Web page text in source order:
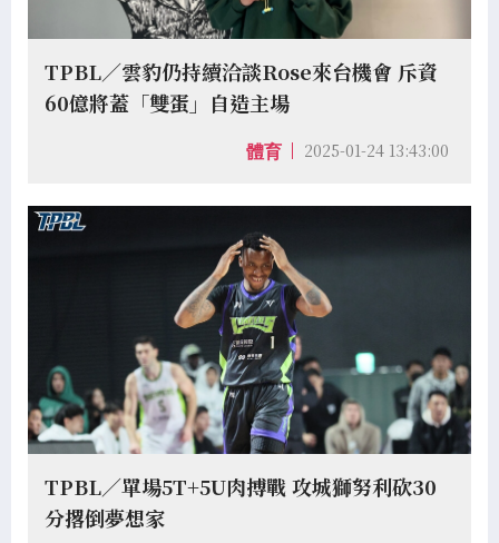
TPBL／雲豹仍持續洽談Rose來台機會 斥資
60億將蓋「雙蛋」自造主場
體育 2025-01-24 13:43:00
TPBL／單場5T+5U肉搏戰 攻城獅努利砍30
分撂倒夢想家